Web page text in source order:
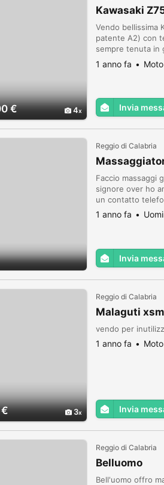
€ 4
Kawasaki
Vendo bellissima
patente A2) con
sempre tenuta in
alcuni lavori
1 anno fa
Invia
Reggio di Calabria
Faccio massaggi
signore over ho
un contatto
1 anno fa
Invia
€ 3
Reggio di Calabria
Malaguti
vendo per
1 anno fa
Invia
Reggio di Calabria
Belluomo
Bell'uomo offro